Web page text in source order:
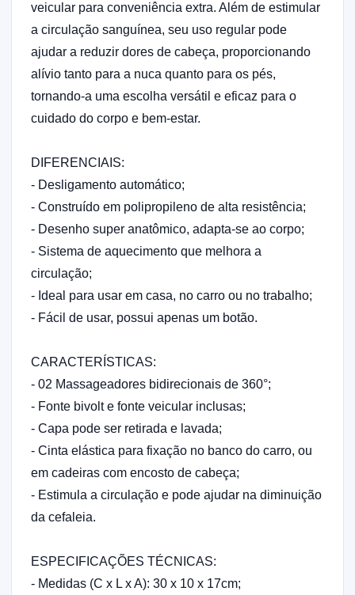
veicular para conveniência extra. Além de estimular
a circulação sanguínea, seu uso regular pode
ajudar a reduzir dores de cabeça, proporcionando
alívio tanto para a nuca quanto para os pés,
tornando-a uma escolha versátil e eficaz para o
cuidado do corpo e bem-estar.
DIFERENCIAIS:
- Desligamento automático;
- Construído em polipropileno de alta resistência;
- Desenho super anatômico, adapta-se ao corpo;
- Sistema de aquecimento que melhora a
circulação;
- Ideal para usar em casa, no carro ou no trabalho;
- Fácil de usar, possui apenas um botão.
CARACTERÍSTICAS:
- 02 Massageadores bidirecionais de 360°;
- Fonte bivolt e fonte veicular inclusas;
- Capa pode ser retirada e lavada;
- Cinta elástica para fixação no banco do carro, ou
em cadeiras com encosto de cabeça;
- Estimula a circulação e pode ajudar na diminuição
da cefaleia.
ESPECIFICAÇÕES TÉCNICAS:
- Medidas (C x L x A): 30 x 10 x 17cm;